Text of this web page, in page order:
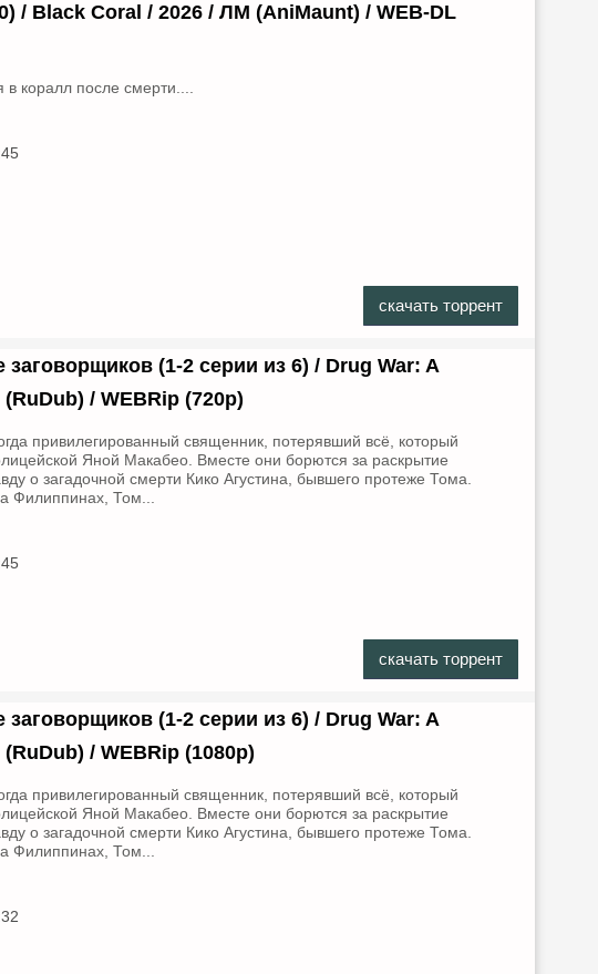
/ Black Coral / 2026 / ЛМ (AniMaunt) / WEB-DL
в коралл после смерти....
скачать торрент
(1-2 серии из 6) / Drug War: A
/ WEBRip (720р)
привилегированный священник, потерявший всё, который
Яной Макабео. Вместе они борются за раскрытие
о загадочной смерти Кико Агустина, бывшего протеже Тома.
Филиппинах, Том...
скачать торрент
(1-2 серии из 6) / Drug War: A
/ WEBRip (1080р)
привилегированный священник, потерявший всё, который
Яной Макабео. Вместе они борются за раскрытие
о загадочной смерти Кико Агустина, бывшего протеже Тома.
Филиппинах, Том...